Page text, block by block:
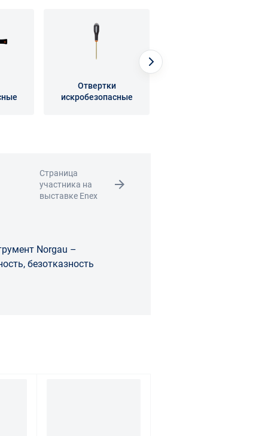
Отвертки
искробезопасные
Страница
участника на
выставке Enex
Norgau –
безотказность